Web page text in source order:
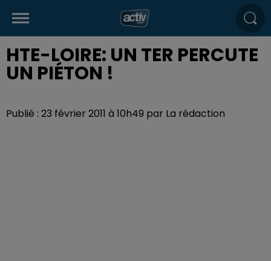
HTE-LOIRE: UN TER PERCUTE
UN PIÉTON !
Publié : 23 février 2011 à 10h49 par La rédaction